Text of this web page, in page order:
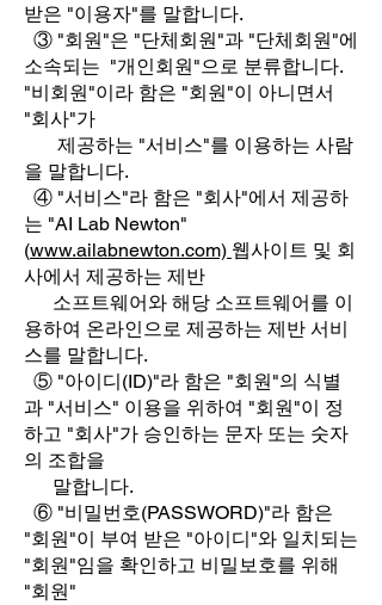
받은 "이용자"를 말합니다.
③ "회원"은 "단체회원"과 "단체회원"에
소속되는 "개인회원"으로 분류합니다.
"비회원"이라 함은 "회원"이 아니면서
"회사"가
제공하는 "서비스"를 이용하는 사람
을 말합니다.
④ "서비스"라 함은 "회사"에서 제공하
는 "AI Lab Newton"
(www.ailabnewton.com) 웹사이트 및 회
사에서 제공하는 제반
소프트웨어와 해당 소프트웨어를 이
용하여 온라인으로 제공하는 제반 서비
스를 말합니다.
⑤ "아이디(ID)"라 함은 "회원"의 식별
과 "서비스" 이용을 위하여 "회원"이 정
하고 "회사"가 승인하는 문자 또는 숫자
의 조합을
말합니다.
⑥ "비밀번호(PASSWORD)"라 함은
"회원"이 부여 받은 "아이디"와 일치되는
"회원"임을 확인하고 비밀보호를 위해
"회원"